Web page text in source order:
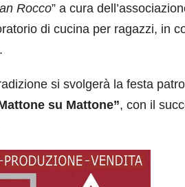
Rocco” a cura
di cucina per ragazzi, in
si svolgerà la festa
su Mattone”, con il